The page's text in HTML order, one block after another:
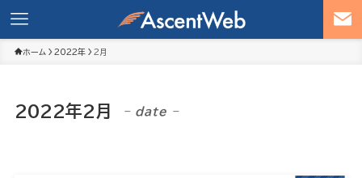
ホーム 2022年 2月
2022年2月 – date –